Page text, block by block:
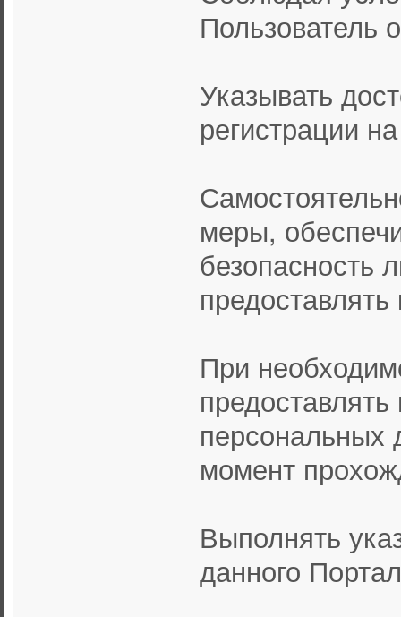
Пользователь
Указывать
регистрации
меры,
безопасность
При
персональных
момент
Выполнять
данного